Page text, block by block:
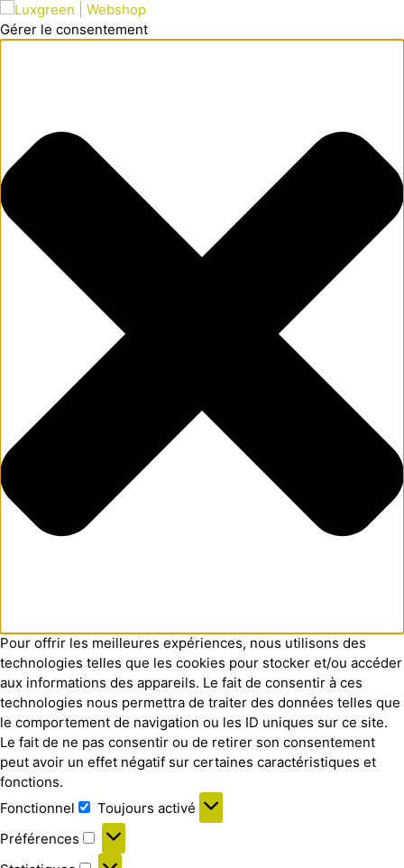
Gérer le consentement
Pour offrir les meilleures expériences, nous utilisons des
technologies telles que les cookies pour stocker et/ou accéder
aux informations des appareils. Le fait de consentir à ces
technologies nous permettra de traiter des données telles que
le comportement de navigation ou les ID uniques sur ce site.
Le fait de ne pas consentir ou de retirer son consentement
peut avoir un effet négatif sur certaines caractéristiques et
fonctions.
Fonctionnel
Toujours activé
Préférences